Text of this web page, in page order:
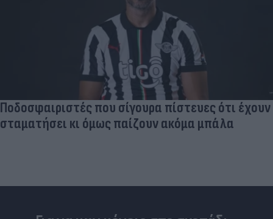
Ποδοσφαιριστές που σίγουρα πίστευες ότι έχουν
σταματήσει κι όμως παίζουν ακόμα μπάλα